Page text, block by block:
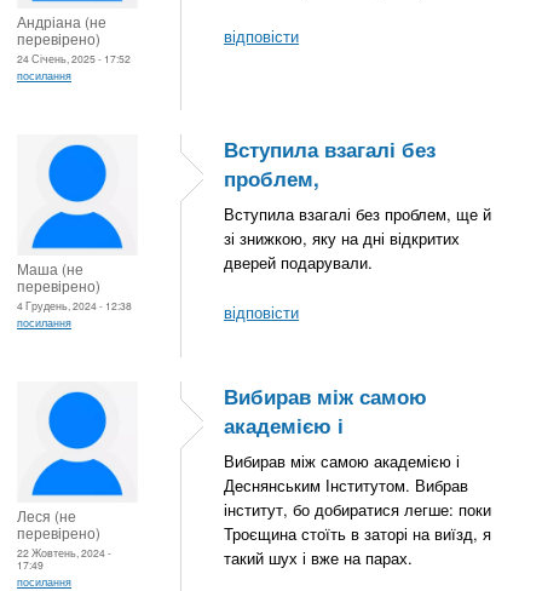
Андріана (не
перевірено)
24 Січень, 2025 - 17:52
посилання
відповісти
Маша (не
перевірено)
4 Грудень, 2024 - 12:38
посилання
Вступила взагалі без
проблем,
Вступила взагалі без проблем, ще й
зі знижкою, яку на дні відкритих
дверей подарували.
відповісти
Леся (не
перевірено)
22 Жовтень, 2024 -
17:49
посилання
Вибирав між самою
академією і
Вибирав між самою академією і
Деснянським Інститутом. Вибрав
інститут, бо добиратися легше: поки
Троєщина стоїть в заторі на виїзд, я
такий шух і вже на парах.